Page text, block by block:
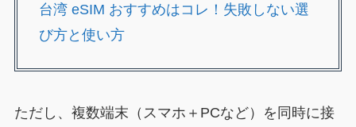
台湾 eSIM おすすめはコレ！失敗しない選
び方と使い方
ただし、複数端末（スマホ＋PCなど）を同時に接